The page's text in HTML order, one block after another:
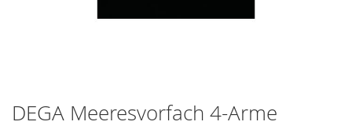
Zum
Anfang
DEGA Meeresvorfach 4-Arme